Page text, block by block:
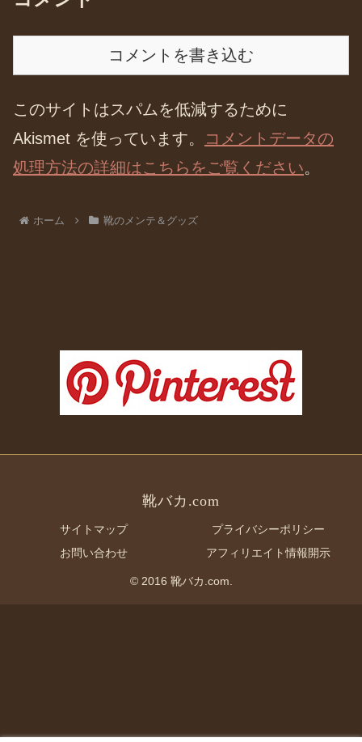
コメントを書き込む
このサイトはスパムを低減するために
Akismet を使っています。
コメントデータの
処理方法の詳細はこちらをご覧ください。
ホーム 靴のメンテ＆グッズ
靴バカ.com
サイトマップ
プライバシーポリシー
お問い合わせ
アフィリエイト情報開示
© 2016 靴バカ.com.